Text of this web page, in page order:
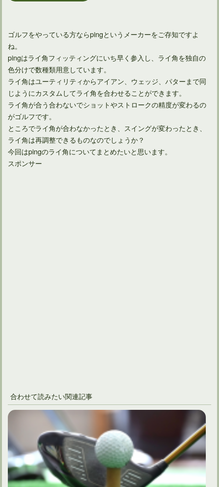
ゴルフをやっている方ならpingというメーカーをご存知ですよ
ね。
pingはライ角フィッティングにいち早く参入し、ライ角を独自の
色分けで数種類用意しています。
ライ角はユーティリティからアイアン、ウェッジ、パターまで同
じようにカスタムしてライ角を合わせることができます。
ライ角が合う合わないでショットやストロークの精度が変わるの
がゴルフです。
ところでライ角が合わなかったとき、スイングが変わったとき、
ライ角は再調整できるものなのでしょうか？
今回はpingのライ角についてまとめたいと思います。
スポンサー
合わせて読みたい関連記事